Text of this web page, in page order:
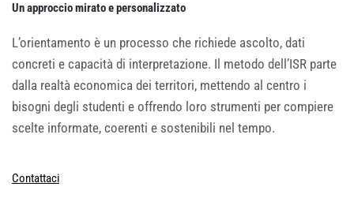
Un approccio mirato e personalizzato
L’orientamento è un processo che richiede ascolto, dati
concreti e capacità di interpretazione. Il metodo dell’ISR parte
dalla realtà economica dei territori, mettendo al centro i
bisogni degli studenti e offrendo loro strumenti per compiere
scelte informate, coerenti e sostenibili nel tempo.
Contattaci